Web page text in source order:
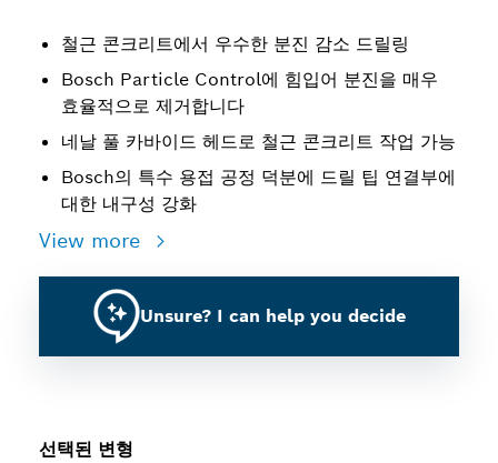
철근 콘크리트에서 우수한 분진 감소 드릴링
Bosch Particle Control에 힘입어 분진을 매우
효율적으로 제거합니다
네날 풀 카바이드 헤드로 철근 콘크리트 작업 가능
Bosch의 특수 용접 공정 덕분에 드릴 팁 연결부에
대한 내구성 강화
View more
Unsure? I can help you decide
선택된 변형